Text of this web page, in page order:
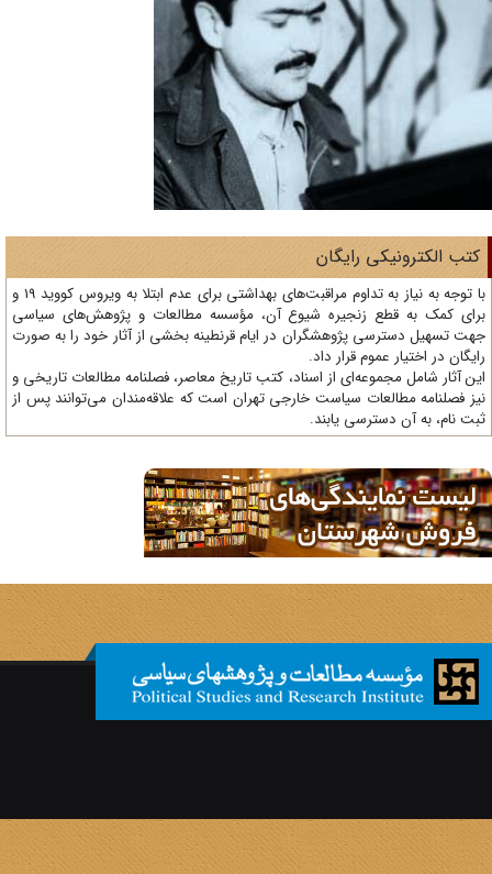
الکترونیکی رایگان
با توجه به نیاز به تداوم مراقبت‌های بهداشتی برای عدم ابتلا به ویروس کووید 19 و
کمک به قطع زنجیره شیوع آن، مؤسسه مطالعات و پژوهش‌های سیاسی
تسهیل دسترسی پژوهشگران در ایام قرنطینه بخشی از آثار خود را به صورت
در اختیار عموم قرار داد.
آثار شامل مجموعه‌ای از اسناد، کتب تاریخ معاصر، فصلنامه‌ مطالعات تاریخی و
فصلنامه مطالعات سیاست خارجی تهران است که علاقه‌مندان می‌توانند پس از
نام، به آن دسترسی یابند.